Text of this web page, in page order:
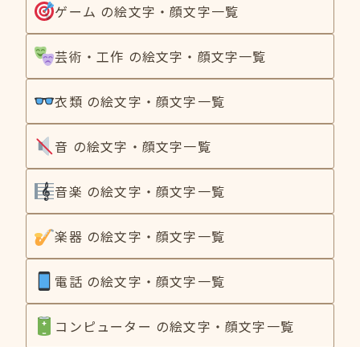
ゲーム の絵文字・顔文字一覧
芸術・工作 の絵文字・顔文字一覧
衣類 の絵文字・顔文字一覧
音 の絵文字・顔文字一覧
音楽 の絵文字・顔文字一覧
楽器 の絵文字・顔文字一覧
電話 の絵文字・顔文字一覧
コンピューター の絵文字・顔文字一覧